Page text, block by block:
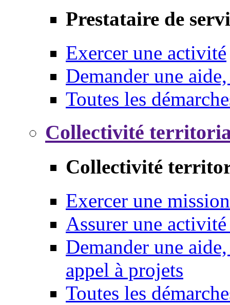
Prestataire de
Exercer une activité
Demander une
Toutes les
Collectivité
Collectivité
Exercer une mission
Assurer une
Demander une
appel à projets
Toutes les